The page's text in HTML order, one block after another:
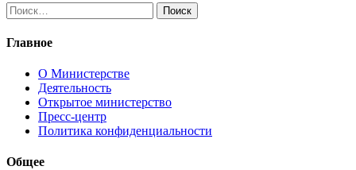
Найти:
Главное
О Министерстве
Деятельность
Открытое министерство
Пресс-центр
Политика конфиденциальности
Общее